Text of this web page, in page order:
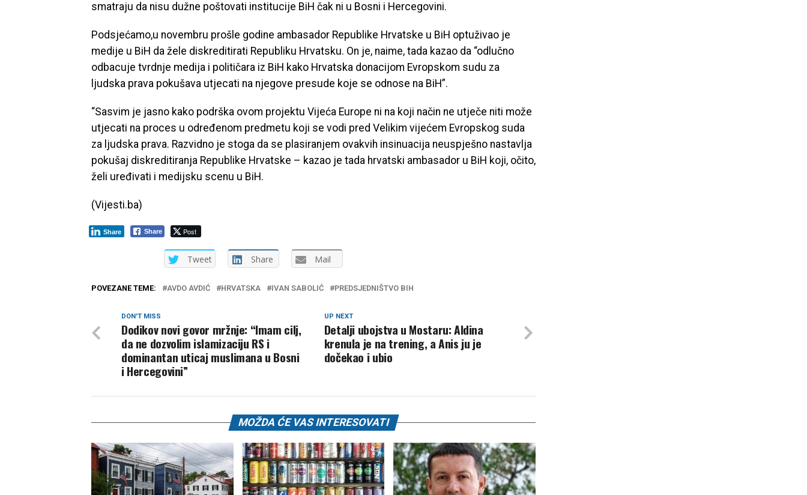
smatraju da nisu dužne poštovati institucije BiH čak ni u Bosni i Hercegovini.
Podsjećamo,u novembru prošle godine ambasador Republike Hrvatske u BiH optuživao je
medije u BiH da žele diskreditirati Republiku Hrvatsku. On je, naime, tada kazao da “odlučno
odbacuje tvrdnje medija i političara iz BiH kako Hrvatska donacijom Evropskom sudu za
ljudska prava pokušava utjecati na njegove presude koje se odnose na BiH”.
“Sasvim je jasno kako podrška ovom projektu Vijeća Europe ni na koji način ne utječe niti može
utjecati na proces u određenom predmetu koji se vodi pred Velikim vijećem Evropskog suda
za ljudska prava. Razvidno je stoga da se plasiranjem ovakvih insinuacija neuspješno nastavlja
pokušaj diskreditiranja Republike Hrvatske – kazao je tada hrvatski ambasador u BiH koji, očito,
želi uređivati i medijsku scenu u BiH.
(Vijesti.ba)
Share Post
Share
Tweet Share Mail
POVEZANE TEME: AVDO AVDIĆ HRVATSKA IVAN SABOLIĆ PREDSJEDNIŠTVO BIH
UP NEXT
Detalji ubojstva u Mostaru: Aldina
krenula je na trening, a Anis ju je
dočekao i ubio
DON'T MISS
Dodikov novi govor mržnje: “Imam cilj,
da ne dozvolim islamizaciju RS i
dominantan uticaj muslimana u Bosni
i Hercegovini”
MOŽDA ĆE VAS INTERESOVATI